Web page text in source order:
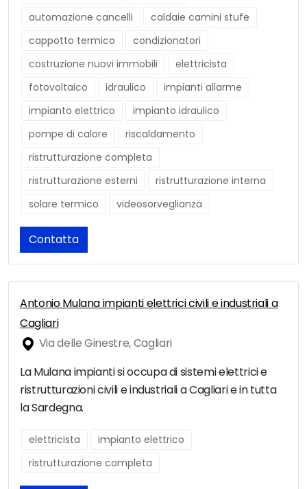
automazione cancelli
caldaie camini stufe
cappotto termico
condizionatori
costruzione nuovi immobili
elettricista
fotovoltaico
idraulico
impianti allarme
impianto elettrico
impianto idraulico
pompe di calore
riscaldamento
ristrutturazione completa
ristrutturazione esterni
ristrutturazione interna
solare termico
videosorveglianza
Contatta
Antonio Mulana impianti elettrici civili e industriali a
Cagliari
Via delle Ginestre, Cagliari
La Mulana impianti si occupa di sistemi elettrici e
ristrutturazioni civili e industriali a Cagliari e in tutta
la Sardegna.
elettricista
impianto elettrico
ristrutturazione completa